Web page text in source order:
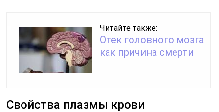
Читайте также:
Отек головного мозга
как причина смерти
Свойства плазмы крови